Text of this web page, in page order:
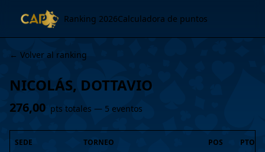
Ranking 2026Calculadora de puntos
← Volver al ranking
NICOLÁS, DOTTAVIO
276,00 pts totales — 5 eventos
SEDE TORNEO POS PTOS